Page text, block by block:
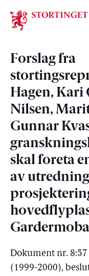
Stortinget.no
Forslag fra
Hagen,
Nilsen,
Gunnar
skal foreta
av
Dokument nr.
(1999-2000),